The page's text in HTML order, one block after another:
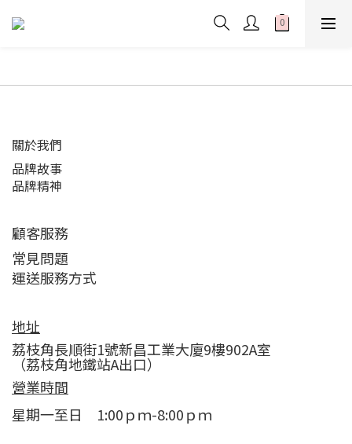
關於我們
品牌故事
品牌精神
顧客服務
常見問題
運送服務方式
地址
荔枝角長順街1號新昌工業大廈9樓902A室
（荔枝角地鐵站A出口）
營業時間
星期一至日 1:00ｐｍ-8:00ｐｍ